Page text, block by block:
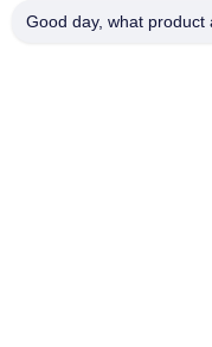
regiões para visitar
primeira mão.
Good day, what